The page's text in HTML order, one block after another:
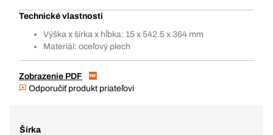
Technické vlastnosti
Výška x šírka x hĺbka: 15 x 542.5 x 364 mm
Materiál: oceľový plech
Zobrazenie PDF
Odporučiť produkt priateľovi
Šírka